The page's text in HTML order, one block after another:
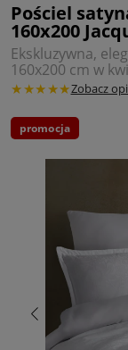
Pościel
160x200
Ekskluzywna,
160x200 cm w
★★★★★Zobacz
promocja